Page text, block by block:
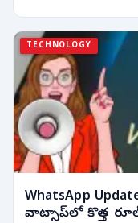
TECHNOLOGY
WhatsApp
వాట్సాప్‌లో కొత్త